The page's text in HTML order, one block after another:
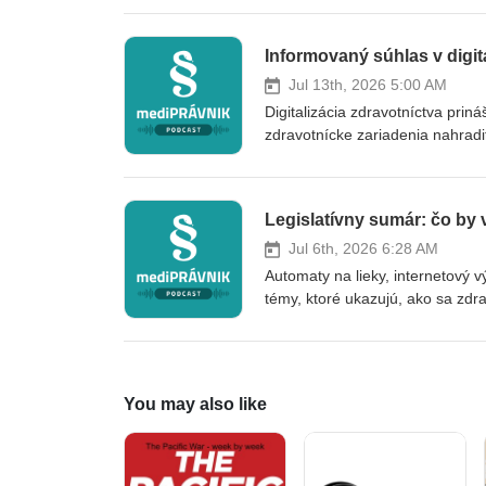
venujeme možnostiam a
s touto témou? Pošlite nám ju
https://www.medipravnik.sk |
Informovaný súhlas v
Jul 13th, 2026 5:00 AM
Digitalizácia zdravotníctva
zdravotnícke zariadenia
aspekty elektronického
uchovávanie a preukazovanie
vám prináša advokátska
Pošlite nám ju emailom na
+421 948 075 965
Legislatívny sumár: čo by
Jul 6th, 2026 6:28 AM
Automaty na lieky, internetový
témy, ktoré ukazujú, ako sa
epizóde legislatívneho sumára
zoznam zdravotných výkonov,
ambulantnú pohotovostnú
zdravotnej starostlivosti a
PARTNERS. ❓ Máte na nás
You may also like